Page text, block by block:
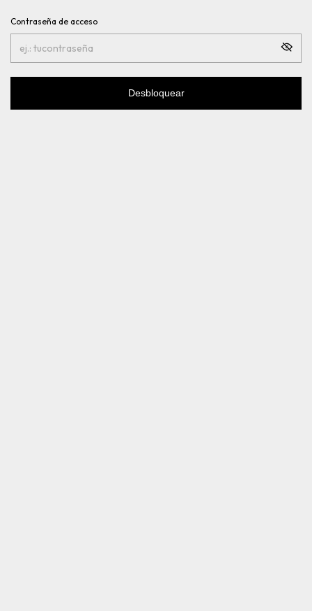
Contraseña de acceso
Desbloquear